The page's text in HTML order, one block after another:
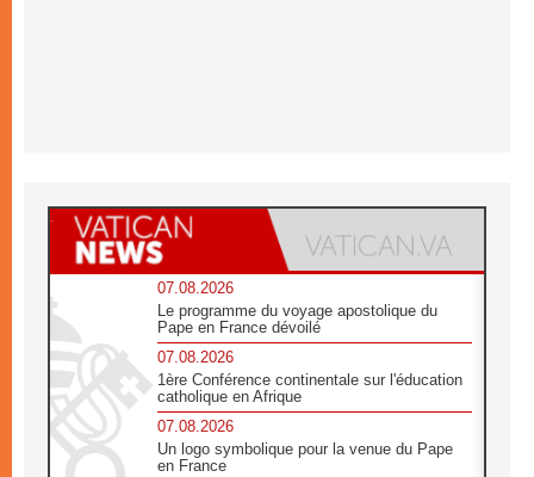
07.08.2026
Le programme du voyage apostolique du
Pape en France dévoilé
07.08.2026
1ère Conférence continentale sur l'éducation
catholique en Afrique
07.08.2026
Un logo symbolique pour la venue du Pape
en France